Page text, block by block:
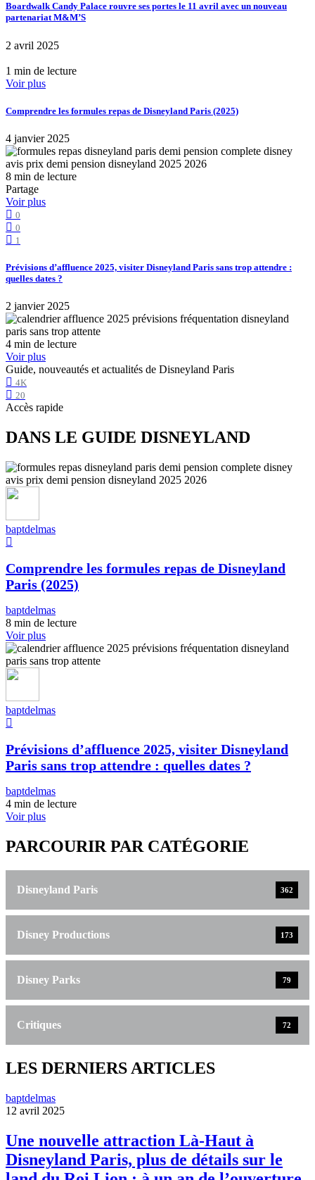
Boardwalk Candy Palace rouvre ses portes le 11 avril avec un nouveau
partenariat M&M’S
2 avril 2025
1 min de lecture
Voir plus
Comprendre les formules repas de Disneyland Paris (2025)
4 janvier 2025
8 min de lecture
Partage
Voir plus
0
0
1
Prévisions d’affluence 2025, visiter Disneyland Paris sans trop attendre :
quelles dates ?
2 janvier 2025
4 min de lecture
Voir plus
Guide, nouveautés et actualités de Disneyland Paris
4K
20
Accès rapide
DANS LE GUIDE DISNEYLAND
baptdelmas
Comprendre les formules repas de Disneyland
Paris (2025)
baptdelmas
8 min de lecture
Voir plus
baptdelmas
Prévisions d’affluence 2025, visiter Disneyland
Paris sans trop attendre : quelles dates ?
baptdelmas
4 min de lecture
Voir plus
PARCOURIR PAR CATÉGORIE
Disneyland Paris 362
Disney Productions 173
Disney Parks 79
Critiques 72
LES DERNIERS ARTICLES
baptdelmas
12 avril 2025
Une nouvelle attraction Là-Haut à
Disneyland Paris, plus de détails sur le